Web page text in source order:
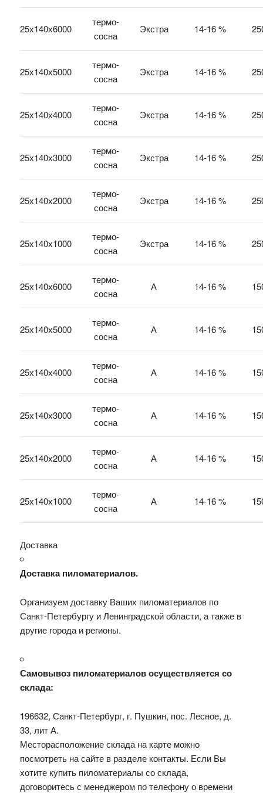
25х140х6000
термо-
сосна
Экстра 14-16 %
25х140х5000
термо-
сосна
Экстра 14-16 %
25х140х4000
термо-
сосна
Экстра 14-16 %
25х140х3000
термо-
сосна
Экстра 14-16 %
25х140х2000
термо-
сосна
Экстра 14-16 %
25х140х1000
термо-
сосна
Экстра 14-16 %
25х140х6000
термо-
сосна
А 14-16 %
25х140х5000
термо-
сосна
А 14-16 %
25х140х4000
термо-
сосна
А 14-16 %
25х140х3000
термо-
сосна
А 14-16 %
25х140х2000
термо-
сосна
А 14-16 %
25х140х1000
термо-
сосна
А 14-16 %
Доставка
Доставка пиломатериалов.
Организуем доставку Ваших пиломатериалов по
Санкт-Петербургу и Ленинградской области, а также в
другие города и регионы.
Самовывоз пиломатериалов осуществляется со
склада:
196632, Санкт-Петербург, г. Пушкин, пос. Лесное, д.
33, лит А.
Месторасположение склада на карте можно
посмотреть на сайте в разделе контакты. Если Вы
хотите купить пиломатериалы со склада,
договоритесь с менеджером по телефону о времени